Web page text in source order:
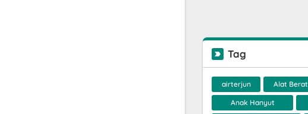
Tag
airterjun Alat Berat
Anak Hanyut